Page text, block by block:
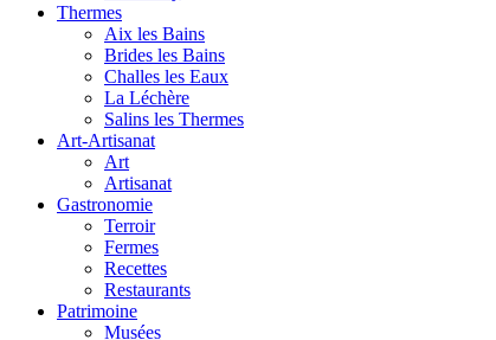
Thermes
Aix les Bains
Brides les Bains
Challes les Eaux
La Léchère
Salins les Thermes
Art-Artisanat
Art
Artisanat
Gastronomie
Terroir
Fermes
Recettes
Restaurants
Patrimoine
Musées